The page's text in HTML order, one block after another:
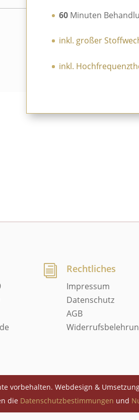
60 Minuten
inkl. großer
inkl.
i Rechtliches
Impressum
Datenschutz
AGB
vorbehalten. Webdesign &
die Datenschutzbestimmungen und